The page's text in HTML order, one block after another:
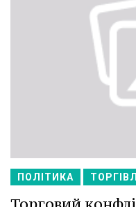
ПОЛІТИКА